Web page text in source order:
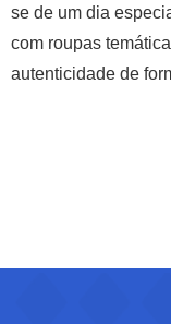
se de um dia
com roupas
autenticidade de